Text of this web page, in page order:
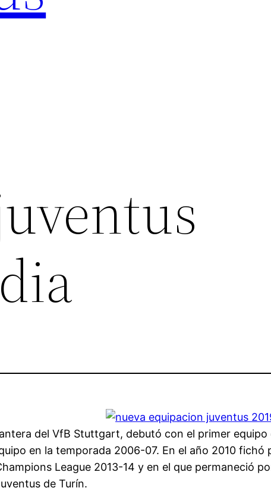
del VfB Stuttgart, debutó con el primer
en la temporada 2006-07. En el año 2010 fichó
League 2013-14 y en el que permaneció
de Turín.